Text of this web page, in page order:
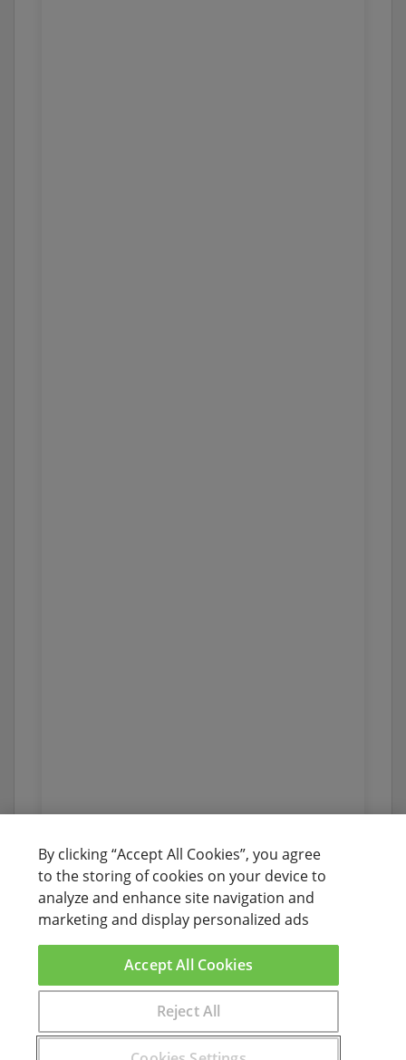
By clicking “Accept All Cookies”, you agree
to the storing of cookies on your device to
analyze and enhance site navigation and
marketing and display personalized ads
Reject All
Accept All Cookies